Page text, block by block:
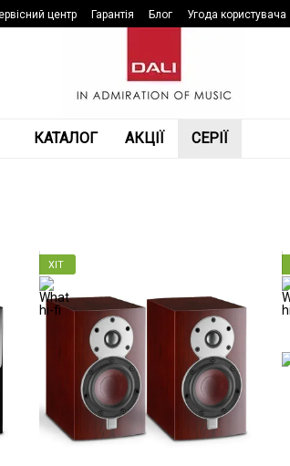
центр Гарантія Блог Угода користувача
КАТАЛОГ АКЦІЇ СЕРІЇ
ХІТ